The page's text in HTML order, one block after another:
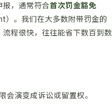
，通常符合首次罚金豁免
）。我们在大多数附带罚金的
程很快，往往能省下数百到数
会演变成诉讼或留置权。